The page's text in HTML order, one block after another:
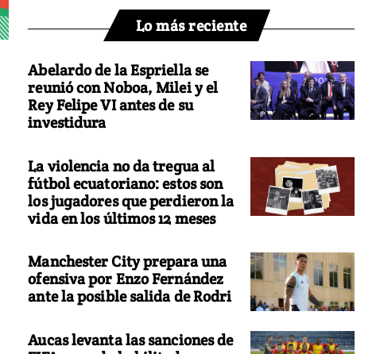
Lo más reciente
Abelardo de la Espriella se
reunió con Noboa, Milei y el
Rey Felipe VI antes de su
investidura
La violencia no da tregua al
fútbol ecuatoriano: estos son
los jugadores que perdieron la
vida en los últimos 12 meses
Manchester City prepara una
ofensiva por Enzo Fernández
ante la posible salida de Rodri
Aucas levanta las sanciones de